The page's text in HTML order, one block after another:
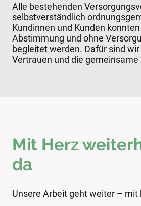
Alle bestehenden
selbstverständlich
Kundinnen und Kunden
Abstimmung und ohne
begleitet werden. Dafür sind
Vertrauen und die gemeinsame
Mit Herz
da
Unsere Arbeit geht weiter – mit